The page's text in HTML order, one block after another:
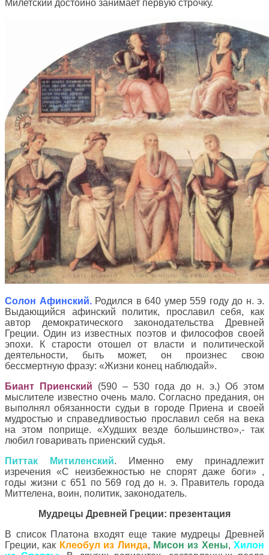
Милетский достойно занимает первую строчку.
Солон Афинский.Родился в 640 умер 559 году до н. э.
Выдающийся афинский политик, прославил себя, как
автор демократического законодательства Древней
Греции. Один из известных поэтов и философов своей
эпохи. К старости отошел от власти и политической
деятельности, быть может, он произнес свою
бессмертную фразу: «Жизни конец наблюдай».
Биант Приенский (590 – 530 года до н. э.) Об этом
мыслителе известно очень мало. Согласно предания, он
выполнял обязанности судьи в городе Приена и своей
мудростью и справедливостью прославил себя на века
на этом поприще. «Худших везде большинство»,- так
любил говаривать приенский судья.
Питтак Митиленский. Именно ему принадлежит
изречения «С неизбежностью не спорят даже боги» ,
годы жизни с 651 по 569 год до н. э. Правитель города
Миттелена, воин, политик, законодатель.
Мудрецы Древней Греции: презентация
В список Платона входят еще такие мудрецы Древней
Греции, как Клеобул из Линда, Мисон из Хены, Хилон